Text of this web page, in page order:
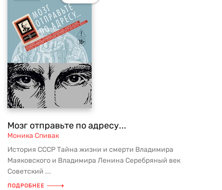
Мозг отправьте по адресу...
Моника Спивак
История СССР Тайна жизни и смерти Владимира
Маяковского и Владимира Ленина Серебряный век
Советский ...
ПОДРОБНЕЕ